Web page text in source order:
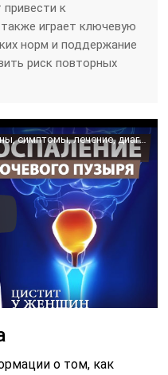
привести к
играет ключевую
норм и поддержание
риск повторных
Цистит у женщин. Основные причины, симптомы, лечение, диагностика. Воспаление мочевого пузыря.
о том, как